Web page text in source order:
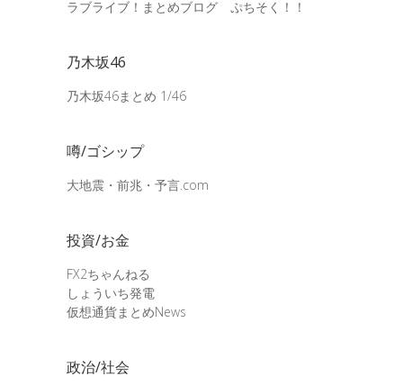
ラブライブ！まとめブログ ぷちそく！！
乃木坂46
乃木坂46まとめ 1/46
噂/ゴシップ
大地震・前兆・予言.com
投資/お金
FX2ちゃんねる
しょういち発電
仮想通貨まとめNews
政治/社会